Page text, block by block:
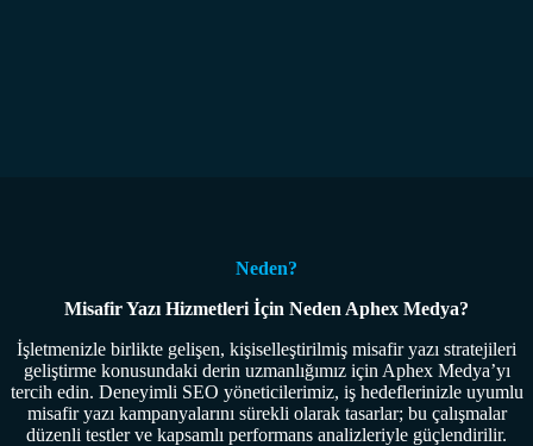
Neden?
Misafir Yazı Hizmetleri İçin Neden Aphex Medya?
İşletmenizle birlikte gelişen, kişiselleştirilmiş misafir yazı stratejileri
geliştirme konusundaki derin uzmanlığımız için Aphex Medya’yı
tercih edin. Deneyimli SEO yöneticilerimiz, iş hedeflerinizle uyumlu
misafir yazı kampanyalarını sürekli olarak tasarlar; bu çalışmalar
düzenli testler ve kapsamlı performans analizleriyle güçlendirilir.